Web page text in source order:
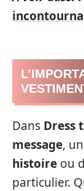
Dans Dress
message,
histoire ou
particulier.